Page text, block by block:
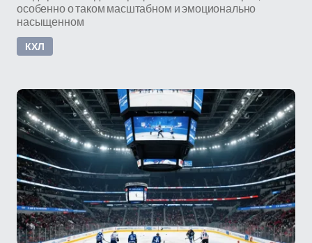
особенно о таком масштабном и эмоционально
насыщенном
КХЛ